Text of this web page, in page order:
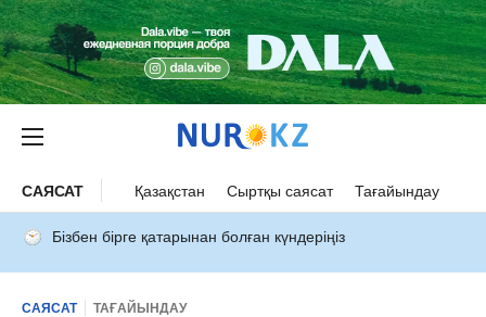
САЯСАТ Қазақстан Сыртқы саясат Тағайындау
Бізбен бірге қатарынан болған күндеріңіз
САЯСАТ ТАҒАЙЫНДАУ